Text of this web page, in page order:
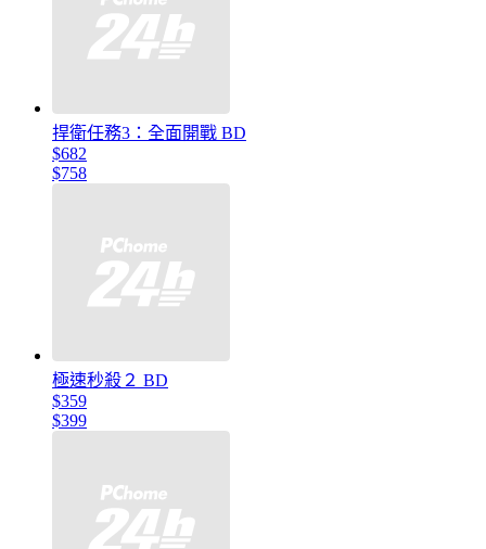
捍衛任務3：全面開戰 BD
$682
$758
極速秒殺２ BD
$359
$399